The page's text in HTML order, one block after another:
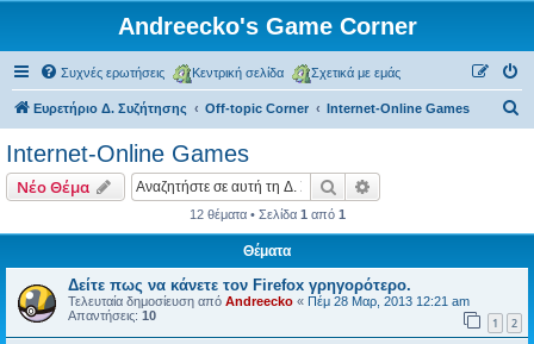
Andreecko's Game Corner
Συχνές ερωτήσεις Κεντρική σελίδα Σχετικά με εμάς
Ευρετήριο Δ. Συζήτησης Off-topic Corner Internet-Online Games
η
Internet-Online Games
Νέο Θέμα Αναζήτηση
12 θέματα • Σελίδα 1 από 1
Θέματα
Δείτε πως να κάνετε τον Firefox γρηγορότερο.
Τελευταία δημοσίευση από Andreecko « Πέμ 28 Μαρ, 2013 12:21 am
Απαντήσεις: 10 1 2